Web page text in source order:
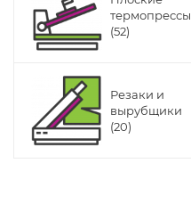
термопрессы
(52)
Резаки и
вырубщики
(20)